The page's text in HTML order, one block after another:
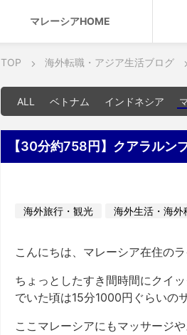
マレーシアHOME
TOP 海外転職・アジア生活ブログ
ALL ベトナム インドネシア
【30分約758円】クアラルン
海外旅行・観光 海外生活・海外
こんにちは、マレーシア在住の
ちょっとしたすき間時間にクイ
でいた頃は15分1000円ぐらいの
ここマレーシアにもマッサージ